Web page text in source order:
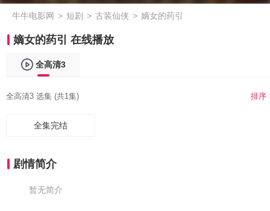
牛牛电影网 > 短剧 > 古装仙侠 > 嫡女的药引
嫡女的药引 在线播放
全高清3
全高清3 选集 (共1集) 排序
全集完结
剧情简介
暂无简介